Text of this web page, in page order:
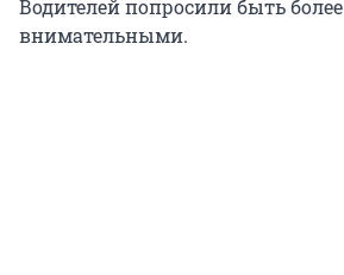
Водителей попросили быть более
внимательными.